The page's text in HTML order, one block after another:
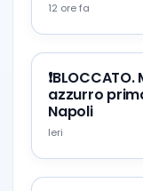
12 ore fa
azzurro
Napoli
Ieri